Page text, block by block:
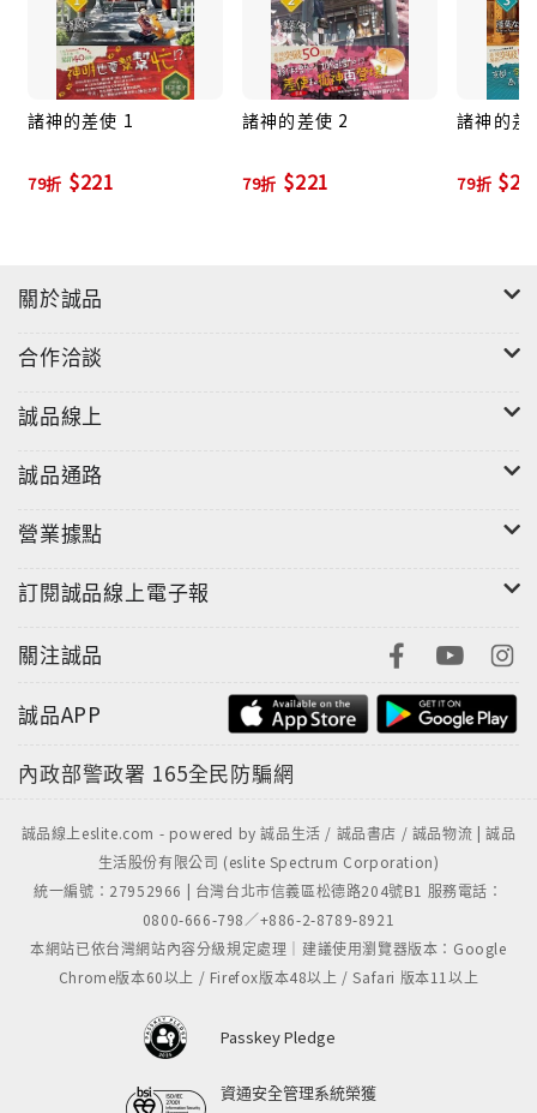
諸神的差使 1
79折 $221
諸神的差使 2
79折 $221
諸神的差
79折
關於誠品
合作洽談
誠品線上
誠品通路
營業據點
訂閱誠品線上電子報
關注誠品
誠品APP
內政部警政署 165全民防騙網
誠品線上eslite.com - powered by 誠品生活 / 誠品書店 / 誠品物流 | 誠品
生活股份有限公司 (eslite Spectrum Corporation)
統一編號：27952966 | 台灣台北市信義區松德路204號B1 服務電話：
0800-666-798／+886-2-8789-8921
本網站已依台灣網站內容分級規定處理｜建議使用瀏覽器版本：Google
Chrome版本60以上 / Firefox版本48以上 / Safari 版本11以上
Passkey Pledge
資通安全管理系統榮獲